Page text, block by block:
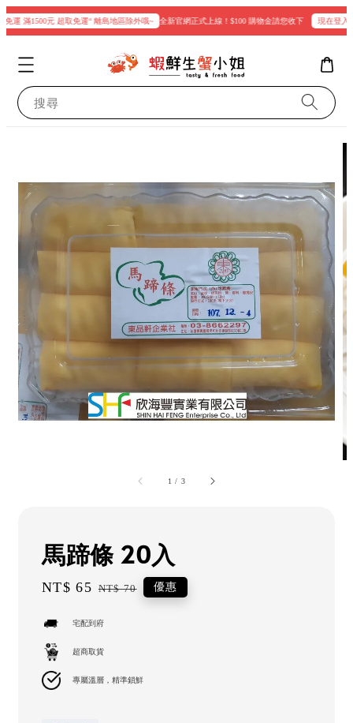
運 滿1500元 超取免運“ 離島地區除外哦~ 全新官網正式上線！$100 購物金請您收下 現在登入
搜尋
1 / 3
馬蹄條 20入
Sale
NT$ 65 Regular
NT$ 70 優惠
宅配到府
超商取貨
專屬溫層，精準鎖鮮